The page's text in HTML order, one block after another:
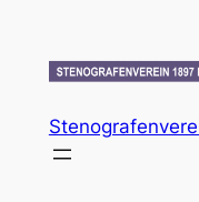
springen